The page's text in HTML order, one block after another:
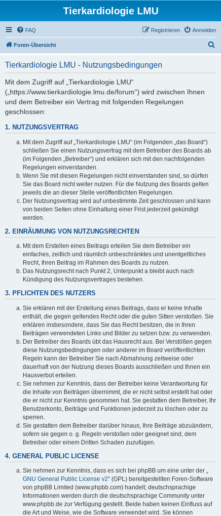
Tierkardiologie LMU
FAQ Anmelden
Registrieren
Foren-Übersicht
Tierkardiologie LMU - Nutzungsbedingungen
Mit dem Zugriff auf „Tierkardiologie LMU“
(„https://www.tierkardiologie.lmu.de/forum“) wird zwischen Ihnen
und dem Betreiber ein Vertrag mit folgenden Regelungen
geschlossen:
1. NUTZUNGSVERTRAG
Mit dem Zugriff auf „Tierkardiologie LMU“ (im Folgenden „das Board“)
schließen Sie einen Nutzungsvertrag mit dem Betreiber des Boards ab
(im Folgenden „Betreiber“) und erklären sich mit den nachfolgenden
Regelungen einverstanden.
Wenn Sie mit diesen Regelungen nicht einverstanden sind, so dürfen
Sie das Board nicht weiter nutzen. Für die Nutzung des Boards gelten
jeweils die an dieser Stelle veröffentlichten Regelungen.
Der Nutzungsvertrag wird auf unbestimmte Zeit geschlossen und kann
von beiden Seiten ohne Einhaltung einer Frist jederzeit gekündigt
werden.
2. EINRÄUMUNG VON NUTZUNGSRECHTEN
Mit dem Erstellen eines Beitrags erteilen Sie dem Betreiber ein
einfaches, zeitlich und räumlich unbeschränktes und unentgeltliches
Recht, Ihren Beitrag im Rahmen des Boards zu nutzen.
Das Nutzungsrecht nach Punkt 2, Unterpunkt a bleibt auch nach
Kündigung des Nutzungsvertrages bestehen.
3. PFLICHTEN DES NUTZERS
Sie erklären mit der Erstellung eines Beitrags, dass er keine Inhalte
enthält, die gegen geltendes Recht oder die guten Sitten verstoßen. Sie
erklären insbesondere, dass Sie das Recht besitzen, die in Ihren
Beiträgen verwendeten Links und Bilder zu setzen bzw. zu verwenden.
Der Betreiber des Boards übt das Hausrecht aus. Bei Verstößen gegen
diese Nutzungsbedingungen oder anderer im Board veröffentlichten
Regeln kann der Betreiber Sie nach Abmahnung zeitweise oder
dauerhaft von der Nutzung dieses Boards ausschließen und Ihnen ein
Hausverbot erteilen.
Sie nehmen zur Kenntnis, dass der Betreiber keine Verantwortung für
die Inhalte von Beiträgen übernimmt, die er nicht selbst erstellt hat oder
die er nicht zur Kenntnis genommen hat. Sie gestatten dem Betreiber, Ihr
Benutzerkonto, Beiträge und Funktionen jederzeit zu löschen oder zu
sperren.
Sie gestatten dem Betreiber darüber hinaus, Ihre Beiträge abzuändern,
sofern sie gegen o. g. Regeln verstoßen oder geeignet sind, dem
Betreiber oder einem Dritten Schaden zuzufügen.
4. GENERAL PUBLIC LICENSE
Sie nehmen zur Kenntnis, dass es sich bei phpBB um eine unter der „
GNU General Public License v2“ (GPL) bereitgestellten Foren-Software
von phpBB Limited (www.phpbb.com) handelt; deutschsprachige
Informationen werden durch die deutschsprachige Community unter
www.phpbb.de zur Verfügung gestellt. Beide haben keinen Einfluss auf
die Art und Weise, wie die Software verwendet wird. Sie können